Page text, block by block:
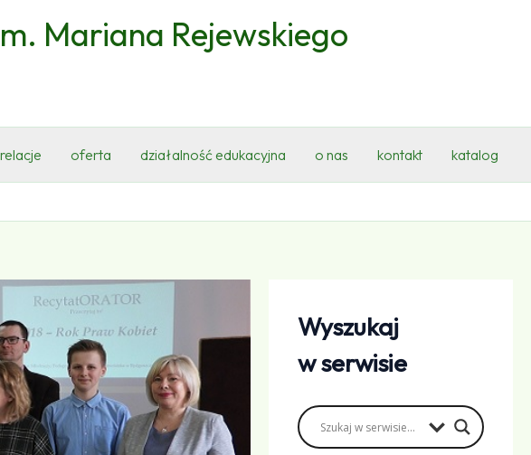
Mariana Rejewskiego
relacje oferta działalność edukacyjna o nas kontakt katalog
Wyszukaj
w serwisie